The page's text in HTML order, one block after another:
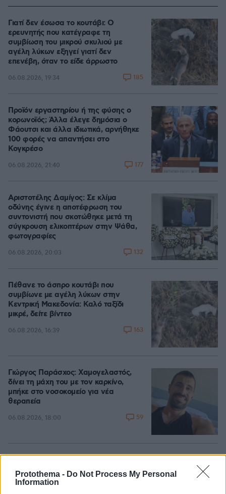
Protothema - Do Not Process My Personal
Information
Γιατί δεν έσωσα το κουτάβι: Ο
ερευνητής που κατέγραφε τη
συμβίωση του μικρού σκυλιού με
αγέλη λύκων εξηγεί γιατί δεν
επενέβη, όταν το είδε άρρωστο
06.08.2026, 19:34 185
Προϊόν εργαστηρίου ή της φύσης ο
κορωνοϊός; Άλλα έλεγε δημόσια ο
Φάουτσι και άλλα ιδιωτικά, αρνήθηκε
100 φορές να απαντήσει στο
Κογκρέσο
06.08.2026, 21:40 177
Αριστοτέλης Δαμίγος: Σε κλίμα
οδύνης έγινε η αποτέφρωση του
συντονιστή που σκοτώθηκε μετά τη
σύγκρουση ελικοπτέρων στην Ψάθα,
φωτογραφίες
06.08.2026, 20:03 132
Πέθανε το άσπρο κουτάβι που
συμβίωνε με αγέλη λύκων στην
Κεντρική Μακεδονία: Καλό ταξίδι
μικρέ, δείτε βίντεο
06.08.2026, 16:39 163
Γιώργος Παράσχος: Χαμογελαστός,
δίνει τη μάχη του με τον καρκίνο,
μπήκε στο νοσοκομείο για νέα
θεραπεία
06.08.2026, 18:00 59
ΠΑΓΝΗ ο Βλαδίμηρος Κυριακίδης,
βρέθηκε κοντά στα παιδιά και άκουσε